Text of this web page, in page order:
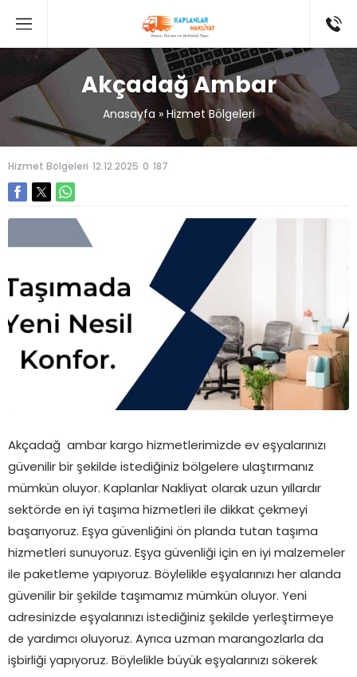
Akçadağ Ambar
Anasayfa » Hizmet Bölgeleri
Hizmet Bölgeleri 12.12.2025 0 187
Akçadağ ambar kargo hizmetlerimizde ev eşyalarınızı
güvenilir bir şekilde istediğiniz bölgelere ulaştırmanız
mümkün oluyor. Kaplanlar Nakliyat olarak uzun yıllardır
sektörde en iyi taşıma hizmetleri ile dikkat çekmeyi
başarıyoruz. Eşya güvenliğini ön planda tutan taşıma
hizmetleri sunuyoruz. Eşya güvenliği için en iyi malzemeler
ile paketleme yapıyoruz. Böylelikle eşyalarınızı her alanda
güvenilir bir şekilde taşımamız mümkün oluyor. Yeni
adresinizde eşyalarınızı istediğiniz şekilde yerleştirmeye
de yardımcı oluyoruz. Ayrıca uzman marangozlarla da
işbirliği yapıyoruz. Böylelikle büyük eşyalarınızı sökerek